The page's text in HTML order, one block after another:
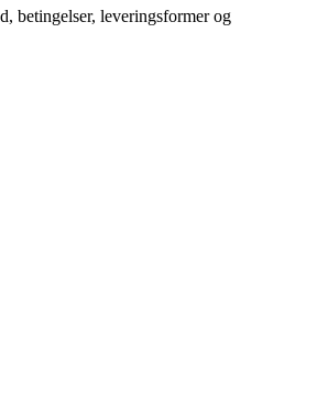
betingelser, leveringsformer og